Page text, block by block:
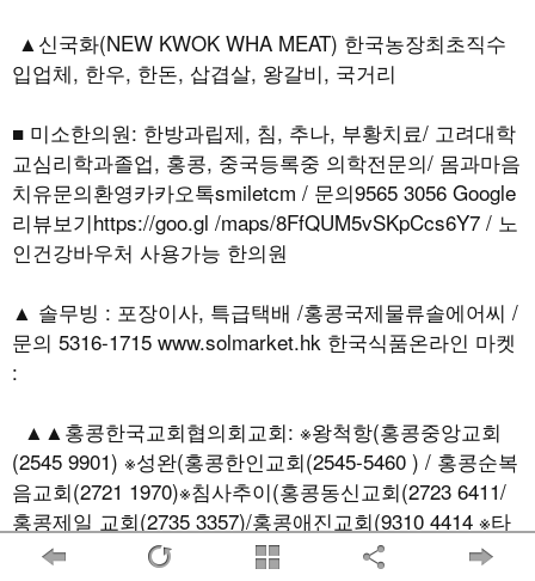
▲신국화(NEW KWOK WHA MEAT) 한국농장최초직수
입업체, 한우, 한돈, 삽겹살, 왕갈비, 국거리
■ 미소한의원: 한방과립제, 침, 추나, 부황치료/ 고려대학
교심리학과졸업, 홍콩, 중국등록중 의학전문의/ 몸과마음
치유문의환영카카오톡smiletcm / 문의9565 3056 Google
리뷰보기https://goo.gl /maps/8FfQUM5vSKpCcs6Y7 / 노
인건강바우처 사용가능 한의원
▲ 솔무빙 : 포장이사, 특급택배 /홍콩국제물류솔에어씨 /
문의 5316-1715 www.solmarket.hk 한국식품온라인 마켓
:
▲▲홍콩한국교회협의회교회: ※왕척항(홍콩중앙교회
(2545 9901) ※성완(홍콩한인교회(2545-5460 ) / 홍콩순복
음교회(2721 1970)※침사추이(홍콩동신교회(2723 6411/
홍콩제일 교회(2735 3357)/홍콩애진교회(9310 4414 ※타
이쿠싱(온사랑교회(3705 2098)/ 홍콩엘림교회(2886